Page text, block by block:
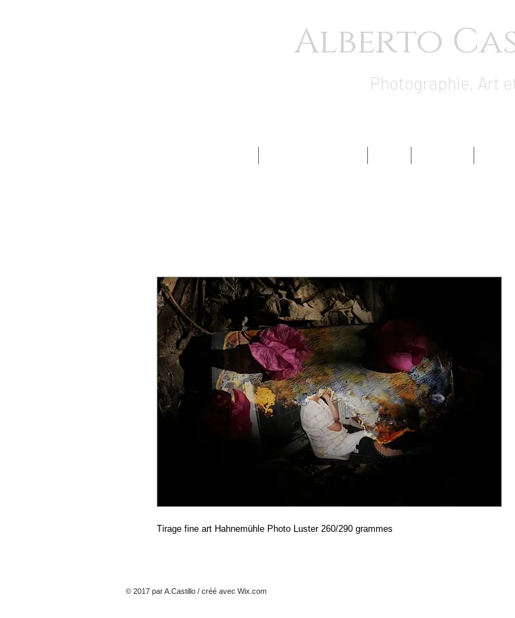
Photographie, Art
Alberto
Tirage fine art Hahnemühle Photo Luster 260/290 grammes
© 2017 par A.Castillo / créé avec Wix.com